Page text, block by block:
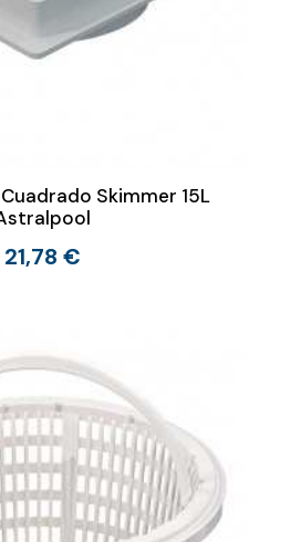
Skimmer 15L
21,78 €